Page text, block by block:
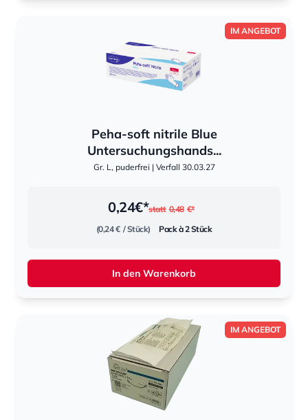
IM ANGEBOT
Peha-soft nitrile Blue
Untersuchungshands...
Gr. L, puderfrei | Verfall 30.03.27
statt 0,48 €*
0,24€*
(0,24 € / Stück) Pack à 2 Stück
In den Warenkorb
IM ANGEBOT